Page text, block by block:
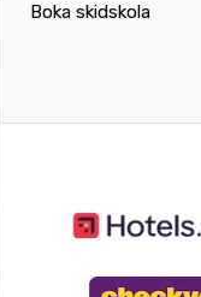
Boka skidskola